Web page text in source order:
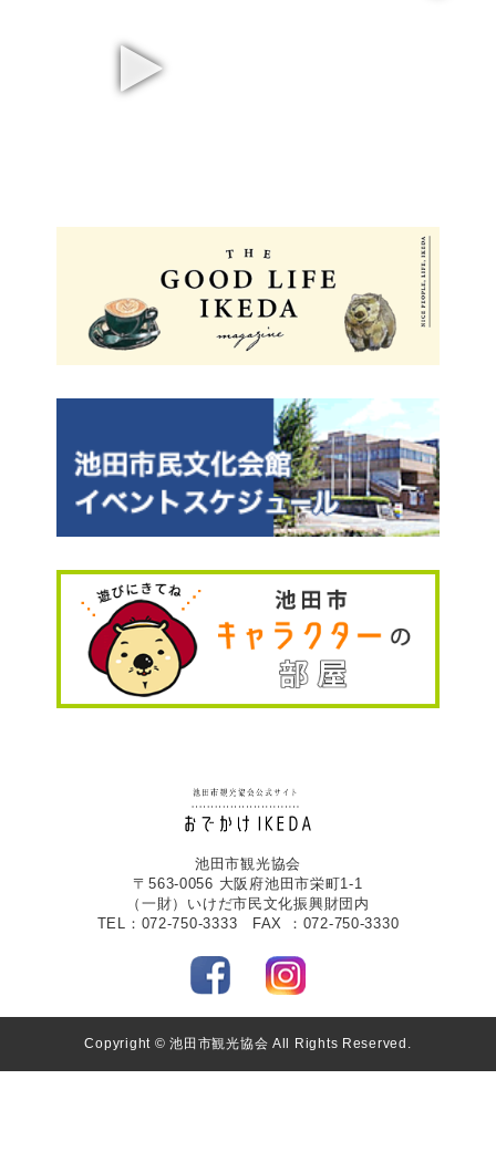
池田市観光協会
〒563-0056 大阪府池田市栄町1-1
（一財）いけだ市民文化振興財団内
TEL：072-750-3333 FAX ：072-750-3330
Copyright © 池田市観光協会 All Rights Reserved.